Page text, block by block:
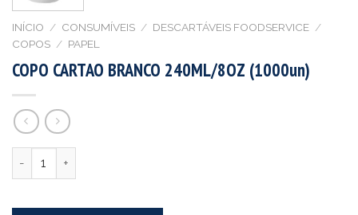
INÍCIO / CONSUMÍVEIS / DESCARTÁVEIS FOODSERVICE /
COPOS / PAPEL
COPO CARTAO BRANCO 240ML/8OZ (1000un)